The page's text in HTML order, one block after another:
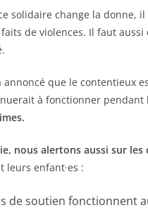
solidaire change la donne,
de violences. Il faut
annoncé que le
à fonctionner pendant
nous alertons aussi sur
leurs enfant·es :
de soutien fonctionnent